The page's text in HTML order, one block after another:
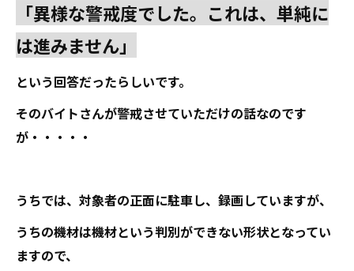
「異様な警戒度でした。これは、単純に
は進みません」
という回答だったらしいです。
そのバイトさんが警戒させていただけの話なのです
が・・・・・
うちでは、対象者の正面に駐車し、録画していますが、
うちの機材は機材という判別ができない形状となってい
ますので、